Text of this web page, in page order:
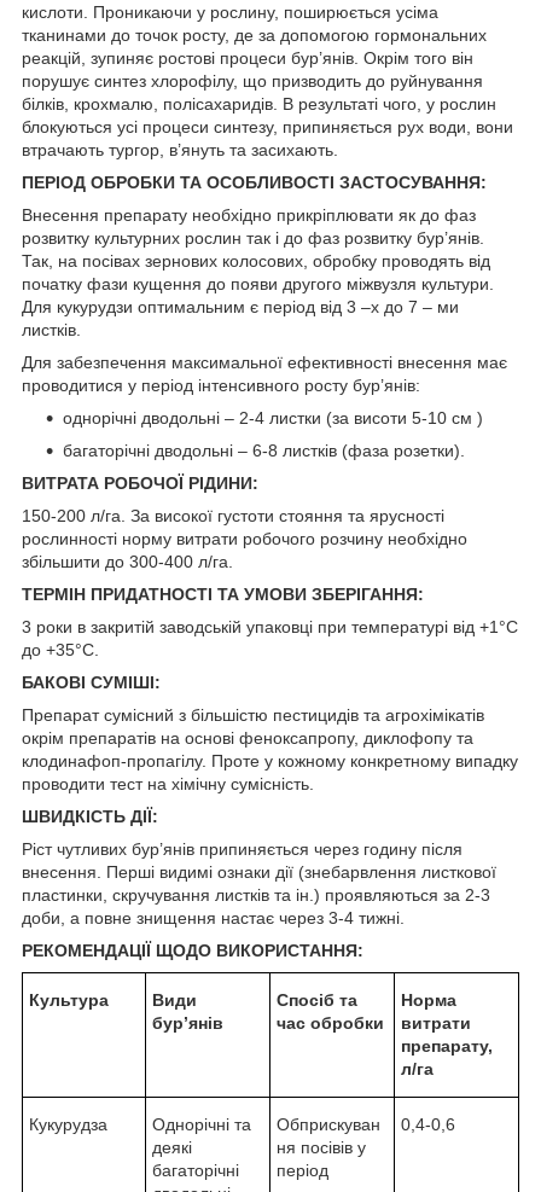
кислоти. Проникаючи у рослину, поширюється усіма
тканинами до точок росту, де за допомогою гормональних
реакцій, зупиняє ростові процеси бур’янів. Окрім того він
порушує синтез хлорофілу, що призводить до руйнування
білків, крохмалю, полісахаридів. В результаті чого, у рослин
блокуються усі процеси синтезу, припиняється рух води, вони
втрачають тургор, в’януть та засихають.
ПЕРІОД ОБРОБКИ ТА ОСОБЛИВОСТІ ЗАСТОСУВАННЯ:
Внесення препарату необхідно прикріплювати як до фаз
розвитку культурних рослин так і до фаз розвитку бур’янів.
Так, на посівах зернових колосових, обробку проводять від
початку фази кущення до появи другого міжвузля культури.
Для кукурудзи оптимальним є період від 3 –х до 7 – ми
листків.
Для забезпечення максимальної ефективності внесення має
проводитися у період інтенсивного росту бур’янів:
однорічні дводольні – 2-4 листки (за висоти 5-10 см )
багаторічні дводольні – 6-8 листків (фаза розетки).
ВИТРАТА РОБОЧОЇ РІДИНИ:
150-200 л/га. За високої густоти стояння та ярусності
рослинності норму витрати робочого розчину необхідно
збільшити до 300-400 л/га.
ТЕРМІН ПРИДАТНОСТІ ТА УМОВИ ЗБЕРІГАННЯ:
3 роки в закритій заводській упаковці при температурі від +1°С
до +35°С.
БАКОВІ СУМІШІ:
Препарат сумісний з більшістю пестицидів та агрохімікатів
окрім препаратів на основі феноксапропу, диклофопу та
клодинафоп-пропагілу. Проте у кожному конкретному випадку
проводити тест на хімічну сумісність.
ШВИДКІСТЬ ДІЇ:
Ріст чутливих бур’янів припиняється через годину після
внесення. Перші видимі ознаки дії (знебарвлення листкової
пластинки, скручування листків та ін.) проявляються за 2-3
доби, а повне знищення настає через 3-4 тижні.
РЕКОМЕНДАЦІЇ ЩОДО ВИКОРИСТАННЯ:
Культура
Види
бур’янів
Спосіб та
час обробки
Норма
витрати
препарату,
л/га
Кукурудза
Однорічні та
деякі
багаторічні
Обприскуван
ня посівів у
період
0,4-0,6